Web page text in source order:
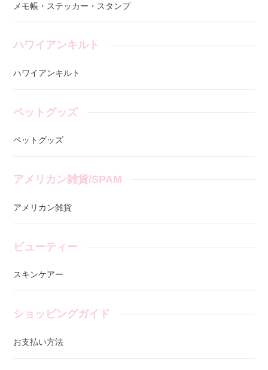
メモ帳・ステッカー・スタンプ
ハワイアンキルト
ハワイアンキルト
ペットグッズ
ペットグッズ
アメリカン雑貨/SPAM
アメリカン雑貨
ビューティー
スキンケアー
ショッピングガイド
お支払い方法